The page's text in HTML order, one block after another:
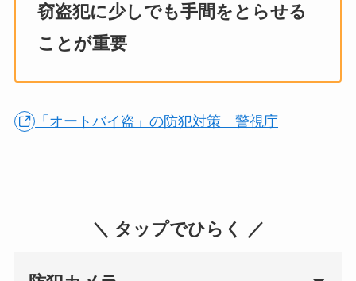
窃盗犯に少しでも手間をとらせる
ことが重要
「オートバイ盗」の防犯対策 警視庁
＼ タップでひらく ／